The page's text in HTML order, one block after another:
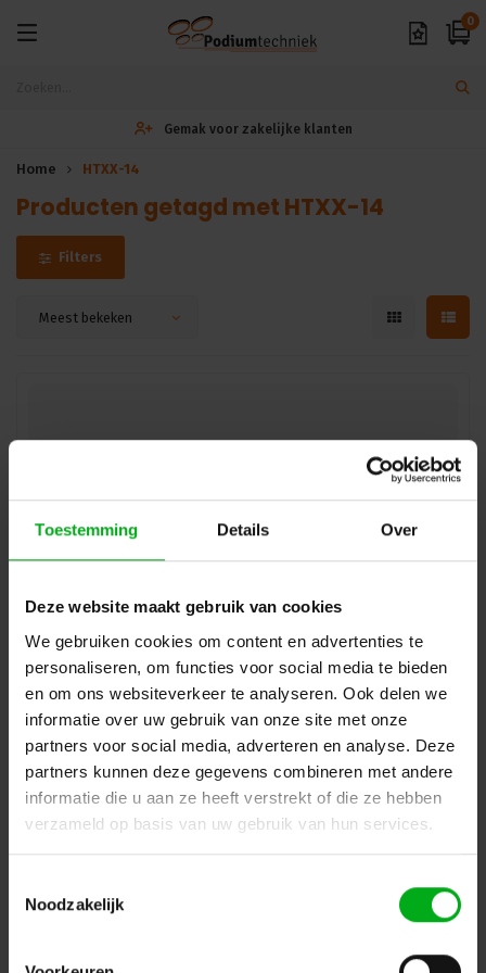
Toestemming Details Over
Deze website maakt gebruik van cookies
We gebruiken cookies om content en advertenties te
personaliseren, om functies voor social media te bieden
en om ons websiteverkeer te analyseren. Ook delen we
informatie over uw gebruik van onze site met onze
partners voor social media, adverteren en analyse. Deze
partners kunnen deze gegevens combineren met andere
informatie die u aan ze heeft verstrekt of die ze hebben
verzameld op basis van uw gebruik van hun services.
Noodzakelijk
0
Gemak voor zakelijke klanten
Home HTXX-14
Producten getagd met HTXX-14
Filters
Meest bekeken
Neutrik | HTXX-14 | vastzetgereedschap tule XLR-XX-
14+jack-JUMBO+etherCON CAT6A tule
Neutrik | HTXX-14
Verwachtte levertijd 7-14 werkdagen
Login voor prijzen
Zaandam
Volg ons op Instagram